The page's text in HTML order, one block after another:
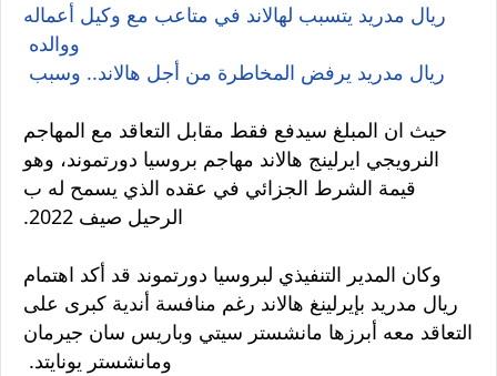
ريال مدريد يتسبب لهالاند في متاعب مع وكيل أعماله
ووالده
ريال مدريد يرفض المخاطرة من أجل هالاند.. وسبب
حيث ان المبلغ سيدفع فقط مقابل التعاقد مع المهاجم
النرويجي ايرلينج هالاند مهاجم بروسيا دورتموند، وهو
قيمة الشرط الجزائي في عقده الذي يسمح له ب
الرحيل صيف 2022.
وكان المدير التنفيذي لبروسيا دورتموند قد أكد اهتمام
ريال مدريد بإيرلينغ هالاند رغم منافسة أندية كبرى على
التعاقد معه أبرزها مانشستر سيتي وباريس سان جيرمان
ومانشستر يونايتد.